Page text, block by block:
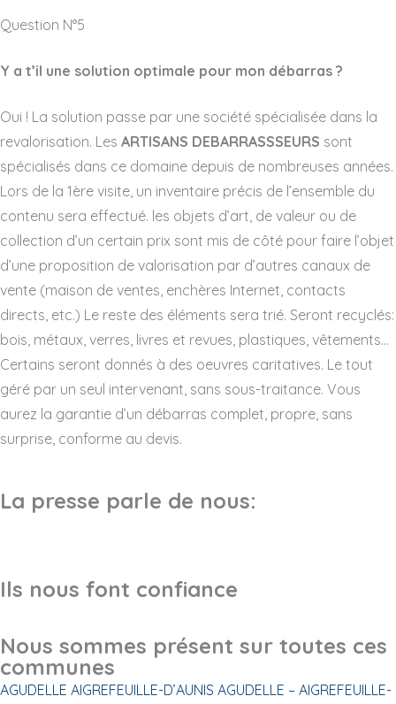
Question N°5
Y a t’il une solution optimale pour mon débarras ?
Oui ! La solution passe par une société spécialisée dans la
revalorisation. Les ARTISANS DEBARRASSSEURS sont
spécialisés dans ce domaine depuis de nombreuses années.
Lors de la 1ère visite, un inventaire précis de l’ensemble du
contenu sera effectué. les objets d’art, de valeur ou de
collection d’un certain prix sont mis de côté pour faire l’objet
d’une proposition de valorisation par d’autres canaux de
vente (maison de ventes, enchères Internet, contacts
directs, etc.) Le reste des éléments sera trié. Seront recyclés:
bois, métaux, verres, livres et revues, plastiques, vêtements…
Certains seront donnés à des oeuvres caritatives. Le tout
géré par un seul intervenant, sans sous-traitance. Vous
aurez la garantie d’un débarras complet, propre, sans
surprise, conforme au devis.
La presse parle de nous:
Ils nous font confiance
Nous sommes présent sur toutes ces
communes
AGUDELLE AIGREFEUILLE-D’AUNIS AGUDELLE – AIGREFEUILLE-